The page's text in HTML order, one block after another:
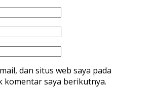
dan situs web saya pada
komentar saya berikutnya.